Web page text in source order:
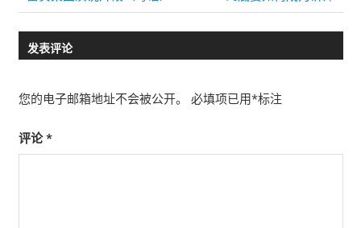
章
导
航
Post:
Post:
发表评论
您的电子邮箱地址不会被公开。 必填项已用*标注
评论*